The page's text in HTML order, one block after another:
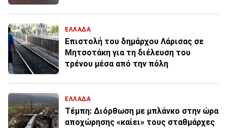
ΕΛΛΑΔΑ
Επιστολή του δημάρχου Λάρισας σε
Μητσοτάκη για τη διέλευση του
τρένου μέσα από την πόλη
ΕΛΛΑΔΑ
Τέμπη: Διόρθωση με μπλάνκο στην ώρα
αποχώρησης «καίει» τους σταθμάρχες